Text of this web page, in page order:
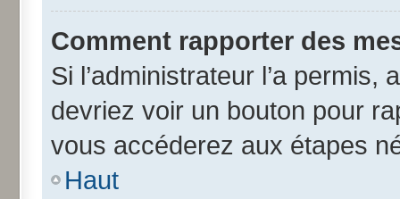
Comment rapporter des
Si l’administrateur l’a
devriez voir un bouton pour
vous accéderez aux étapes
Haut